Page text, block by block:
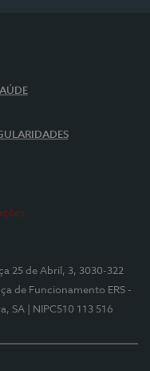
25 de Abril, 3, 3030-322
de Funcionamento ERS -
SA | NIPC510 113 516